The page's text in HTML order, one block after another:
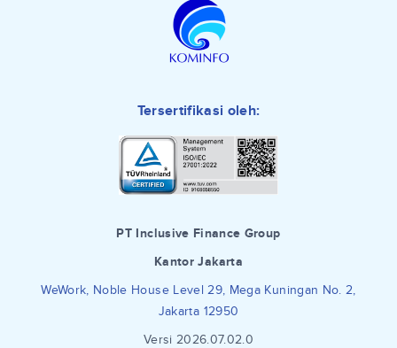
Tersertifikasi oleh:
PT Inclusive Finance Group
Kantor Jakarta
WeWork, Noble House Level 29, Mega Kuningan No. 2,
Jakarta 12950
Versi 2026.07.02.0